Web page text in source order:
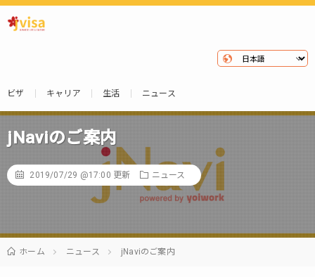
ビザ キャリア 生活 ニュース
jNaviのご案内
2019/07/29 @17:00 更新 ニュース
ホーム ニュース jNaviのご案内